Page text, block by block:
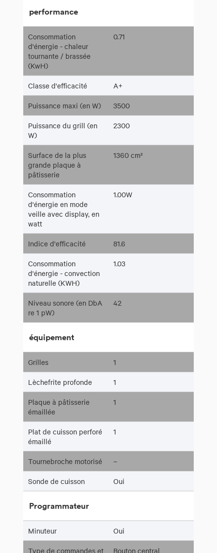
performance
Consommation
d'énergie - chaleur
tournante / brassée
(KwH)
0.71
Classe d'efficacité A+
Puissance maxi (en W) 3500
Puissance du grill (en
W)
2300
Surface de la plus
grande plaque à
pâtisserie
1360 cm²
Consommation
d'énergie en mode
veille avec display, en
watt
1.00W
Indice d'efficacité 81.6
Consommation
d'énergie - convection
naturelle (KWH)
1.03
Niveau sonore (en DbA
re 1 pW)
42
équipement
Grilles 1
Lèchefrite profonde 1
Plaque à pâtisserie
émaillée
1
Plat de cuisson perforé
émaillé
1
Tournebroche motorisé –
Sonde de cuisson Oui
Programmateur
Minuteur Oui
Type de commandes et Bouton central